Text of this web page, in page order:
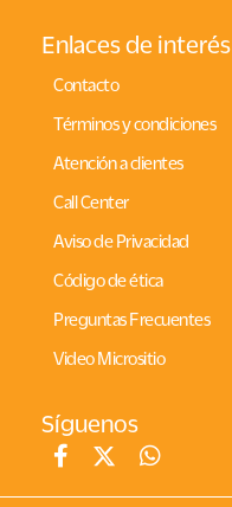
Enlaces de interés
Contacto
Términos y condiciones
Atención a clientes
Call Center
Aviso de Privacidad
Código de ética
Preguntas Frecuentes
Video Micrositio
Síguenos